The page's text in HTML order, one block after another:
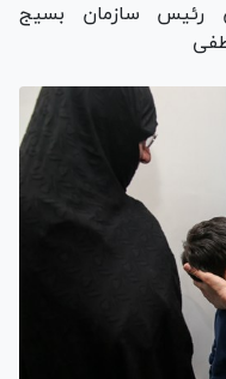
رئیس سازمان بسیج